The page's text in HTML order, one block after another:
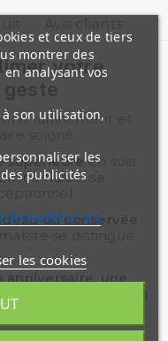
votre
raffinement et
soigné.
supérieure en soie
fluide, sa
ou conservée
se distingue
anniversaire,une
et ceux de tiers
montrer des
analysant vos
son utilisation,
les
publicités
et les
les cookies